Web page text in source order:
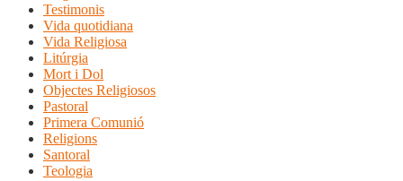
Testimonis
Vida quotidiana
Vida Religiosa
Litúrgia
Mort i Dol
Objectes Religiosos
Pastoral
Primera Comunió
Religions
Santoral
Teologia